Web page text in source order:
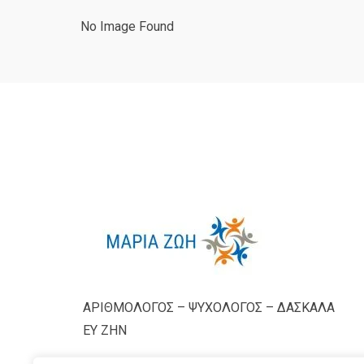
No Image Found
ΑΡΙΘΜΟΛΟΓΟΣ – ΨΥΧΟΛΟΓΟΣ – ΔΑΣΚΑΛΑ
ΕΥ ΖΗΝ